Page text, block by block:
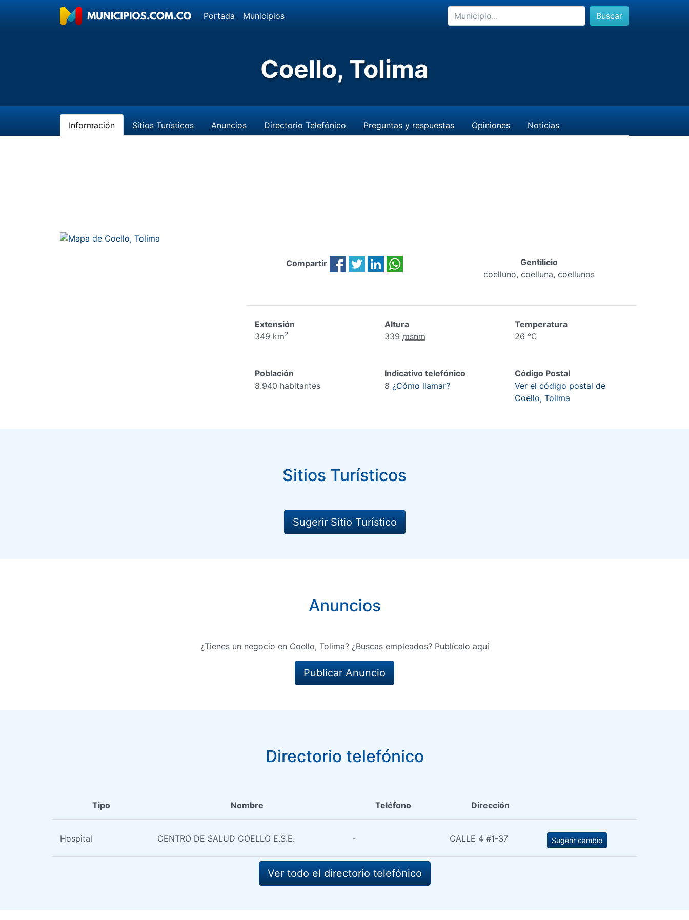
Portada Municipios Buscar
Coello, Tolima
Información Sitios Turísticos Anuncios Directorio Telefónico Preguntas y respuestas Opiniones Noticias
Compartir
Gentilicio
coelluno, coelluna, coellunos
Extensión
349 km2
Altura
339 msnm
Temperatura
26 °C
Población
8.940 habitantes
Indicativo telefónico
8 ¿Cómo llamar?
Código Postal
Ver el código postal de
Coello, Tolima
Sitios Turísticos
Sugerir Sitio Turístico
Anuncios
¿Tienes un negocio en Coello, Tolima? ¿Buscas empleados? Publícalo aquí
Publicar Anuncio
Directorio telefónico
Tipo Nombre Teléfono Dirección
Hospital CENTRO DE SALUD COELLO E.S.E. - CALLE 4 #1-37 Sugerir cambio
Ver todo el directorio telefónico